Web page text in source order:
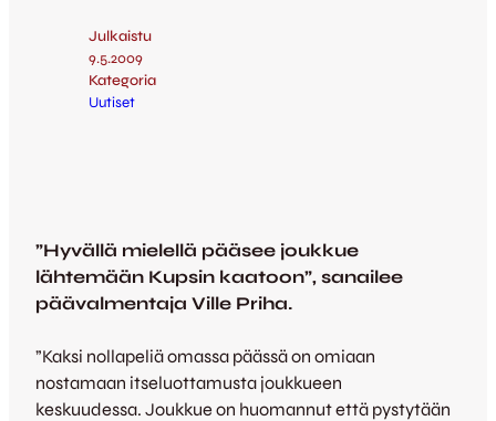
Julkaistu
9.5.2009
Kategoria
Uutiset
”Hyvällä mielellä pääsee joukkue
lähtemään Kupsin kaatoon”, sanailee
päävalmentaja Ville Priha.
”Kaksi nollapeliä omassa päässä on omiaan
nostamaan itseluottamusta joukkueen
keskuudessa. Joukkue on huomannut että pystytään